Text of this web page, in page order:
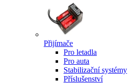
Přijímače
Pro letadla
Pro auta
Stabilizační systémy
Příslušenství